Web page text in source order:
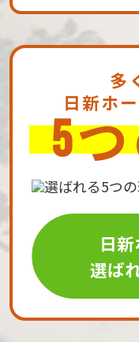
多
日新ホ
5
日
選ば